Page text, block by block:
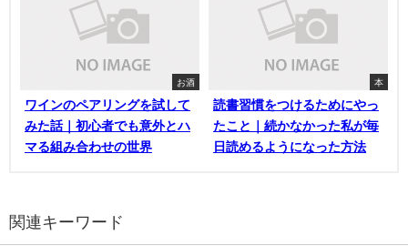
お酒
ワインのペアリングを試して
みた話｜初心者でも意外とハ
マる組み合わせの世界
本
読書習慣をつけるためにやっ
たこと｜続かなかった私が毎
日読めるようになった方法
関連キーワード